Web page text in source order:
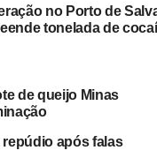
do hantavírus
transmissão entre
Apesar disso, o
sinais de alterações
capacidade de
no Porto de
tonelada de
de queijo Minas
repúdio após falas